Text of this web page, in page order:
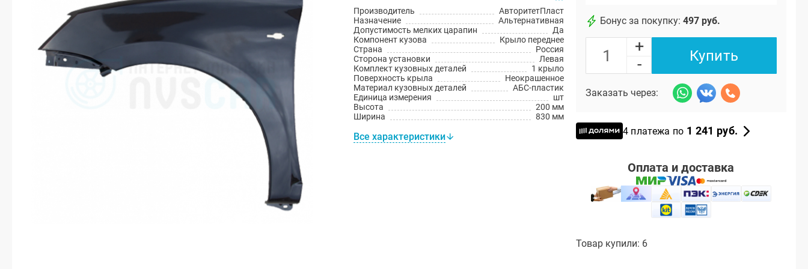
Производитель
АвторитетПласт
Назначение
Альтернативная
Допустимость мелких царапин
Да
Компонент кузова
Крыло переднее
Страна
Россия
Сторона установки
Левая
Комплект кузовных деталей
1 крыло
Поверхность крыла
Неокрашенное
Материал кузовных деталей
АБС-пластик
Единица измерения
шт
Высота
200 мм
Ширина
830 мм
Все характеристики
Бонус за покупку: 497 руб.
+
-
Купить
Заказать через:
4 платежа по 1 241 руб.
Оплата и доставка
Товар купили: 6